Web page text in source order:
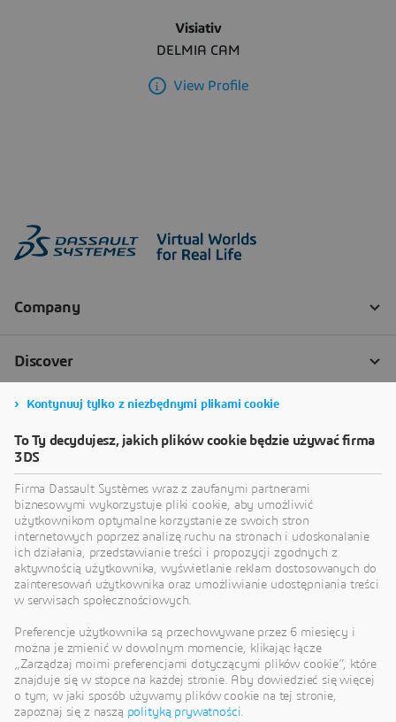
Visiativ
DELMIA CAM
View Profile
Kontynuuj tylko z niezbędnymi plikami cookie
To Ty decydujesz, jakich plików cookie będzie używać firma
3DS
Firma Dassault Systèmes wraz z zaufanymi partnerami
biznesowymi wykorzystuje pliki cookie, aby umożliwić
użytkownikom optymalne korzystanie ze swoich stron
internetowych poprzez analizę ruchu na stronach i udoskonalanie
ich działania, przedstawianie treści i propozycji zgodnych z
aktywnością użytkownika, wyświetlanie reklam dostosowanych do
zainteresowań użytkownika oraz umożliwianie udostępniania treści
w serwisach społecznościowych.
Preferencje użytkownika są przechowywane przez 6 miesięcy i
można je zmienić w dowolnym momencie, klikając łącze
„Zarządzaj moimi preferencjami dotyczącymi plików cookie”, które
znajduje się w stopce na każdej stronie. Aby dowiedzieć się więcej
o tym, w jaki sposób używamy plików cookie na tej stronie,
zapoznaj się z naszą polityką prywatności.